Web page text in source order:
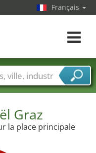
Graz
la place principale
Français
Toggle
Secteurs de foire